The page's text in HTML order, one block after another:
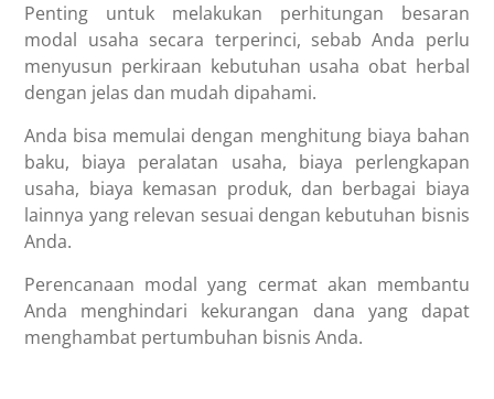
Penting untuk melakukan perhitungan besaran
modal usaha secara terperinci, sebab Anda perlu
menyusun perkiraan kebutuhan usaha obat herbal
dengan jelas dan mudah dipahami.
Anda bisa memulai dengan menghitung biaya bahan
baku, biaya peralatan usaha, biaya perlengkapan
usaha, biaya kemasan produk, dan berbagai biaya
lainnya yang relevan sesuai dengan kebutuhan bisnis
Anda.
Perencanaan modal yang cermat akan membantu
Anda menghindari kekurangan dana yang dapat
menghambat pertumbuhan bisnis Anda.